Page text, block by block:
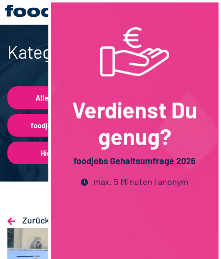
Kategorien
Alle Beiträge
foodjobs vor Ort
Highlights
Zurück zur Übersicht
Verdienst Du
genug?
foodjobs Gehaltsumfrage 2026
max. 5 Minuten | anonym